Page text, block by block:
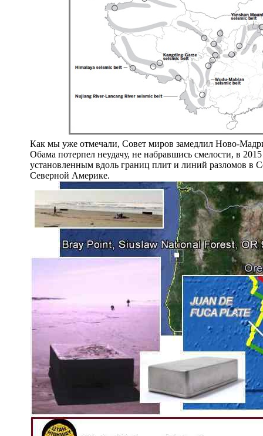
Как мы уже отмечали, Совет миров замедлил Ново-
Обама потерпел неудачу, не набравшись смелости, в
установленным вдоль границ плит и линий разломов в
Северной Америке.